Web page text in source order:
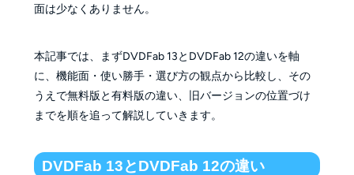
面は少なくありません。
本記事では、まずDVDFab 13とDVDFab 12の違いを軸
に、機能面・使い勝手・選び方の観点から比較し、その
うえで無料版と有料版の違い、旧バージョンの位置づけ
までを順を追って解説していきます。
DVDFab 13とDVDFab 12の違い